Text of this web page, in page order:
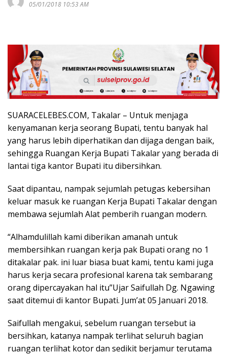
05/01/2018 10:53 AM
SUARACELEBES.COM, Takalar – Untuk menjaga
kenyamanan kerja seorang Bupati, tentu banyak hal
yang harus lebih diperhatikan dan dijaga dengan baik,
sehingga Ruangan Kerja Bupati Takalar yang berada di
lantai tiga kantor Bupati itu dibersihkan.
Saat dipantau, nampak sejumlah petugas kebersihan
keluar masuk ke ruangan Kerja Bupati Takalar dengan
membawa sejumlah Alat pemberih ruangan modern.
“Alhamdulillah kami diberikan amanah untuk
membersihkan ruangan kerja pak Bupati orang no 1
ditakalar pak. ini luar biasa buat kami, tentu kami juga
harus kerja secara profesional karena tak sembarang
orang dipercayakan hal itu”Ujar Saifullah Dg. Ngawing
saat ditemui di kantor Bupati. Jum’at 05 Januari 2018.
Saifullah mengakui, sebelum ruangan tersebut ia
bersihkan, katanya nampak terlihat seluruh bagian
ruangan terlihat kotor dan sedikit berjamur terutama